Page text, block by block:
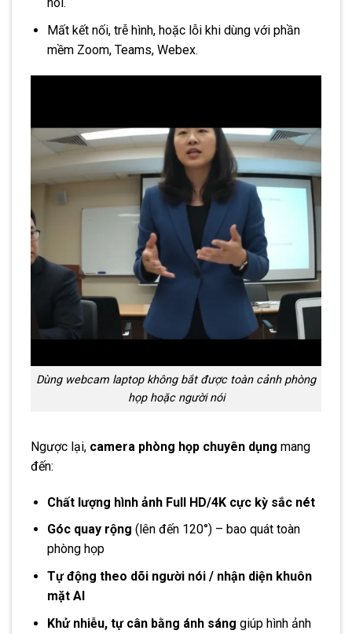
Mất kết nối, trễ hình, hoặc lỗi khi dùng với phần
mềm Zoom, Teams, Webex.
Dùng webcam laptop không bắt được toàn cảnh phòng
họp hoặc người nói
Ngược lại, camera phòng họp chuyên dụng mang
đến:
Chất lượng hình ảnh Full HD/4K cực kỳ sắc nét
Góc quay rộng (lên đến 120°) – bao quát toàn
phòng họp
Tự động theo dõi người nói / nhận diện khuôn
mặt AI
Khử nhiễu, tự cân bằng ánh sáng giúp hình ảnh